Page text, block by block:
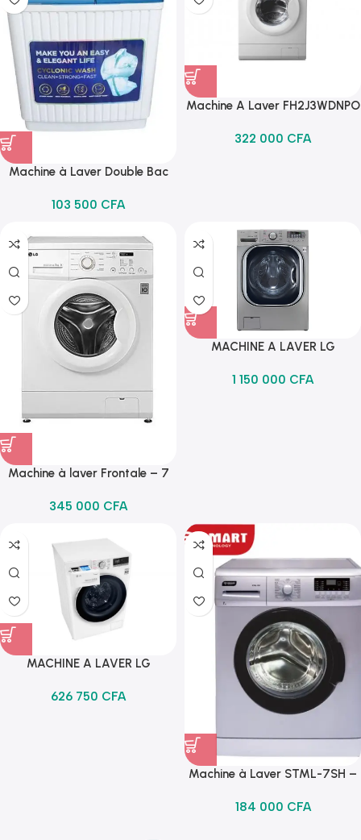
Machine à Laver Double Bac
7Kg
103 500 CFA
Machine A Laver FH2J3WDNPO
322 000 CFA
Machine à laver Frontale – 7
LG – Blanc
345 000 CFA
MACHINE A LAVER LG
F0K1CHK2T2
1 150 000 CFA
MACHINE A LAVER LG
F4V5RGPOW BLANCHE
626 750 CFA
Machine à Laver STML-7SH –
184 000 CFA